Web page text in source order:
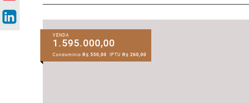
VENDA
1.595.000,00
Condomínio R$ 550,00 IPTU R$ 260,00